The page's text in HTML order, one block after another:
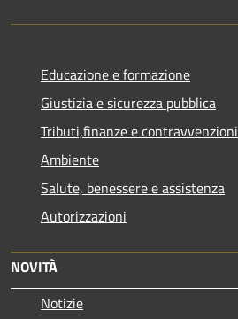
Educazione e formazione
Giustizia e sicurezza pubblica
Tributi,finanze e contravvenzioni
Ambiente
Salute, benessere e assistenza
Autorizzazioni
NOVITÀ
Notizie